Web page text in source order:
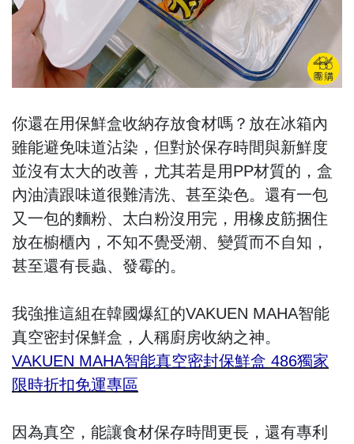
你還在用保鮮盒收納存放食材嗎？放在冰箱內
雖能避免味道沾染，但對於保存時間與新鮮度
並沒有太大的改善，尤其若是用PP材質的，盒
內油漬跟味道很難清洗、甚至染色。還有一包
又一包的麵粉、太白粉沒用完，用橡皮筋捆住
放在櫥櫃內，不知不覺受潮、變質而不自知，
甚至還有長蟲、發霉的。
我強推這組在韓國爆紅的VAKUEN MAHA智能
真空密封保鮮盒，人稱廚房收納之神。
VAKUEN MAHA智能真空密封保鮮盒 486獨家
限時折扣免運專區
因為真空，能讓食材保存時間更長，還有專利